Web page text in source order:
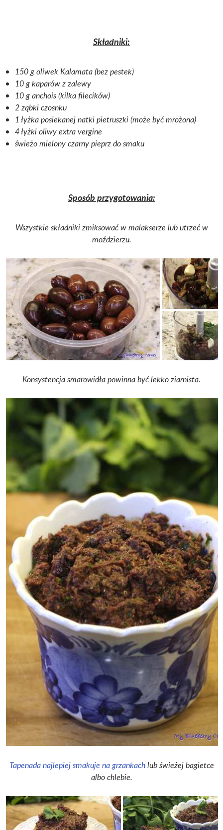
Składniki:
150 g oliwek Kalamata (bez pestek)
10 g kaparów z zalewy
10 g anchois (kilka filecików)
2 ząbki czosnku
1 łyżka posiekanej natki pietruszki (może być mrożona)
4 łyżki oliwy extra vergine
świeżo mielony czarny pieprz do smaku
Sposób przygotowania:
Wszystkie składniki zmiksować w malakserze lub utrzeć w
moździerzu.
Konsystencja smarowidła powinna być lekko ziarnista.
Tapenada najlepiej smakuje na grzankachlub świeżej bagietce
albo chlebie.